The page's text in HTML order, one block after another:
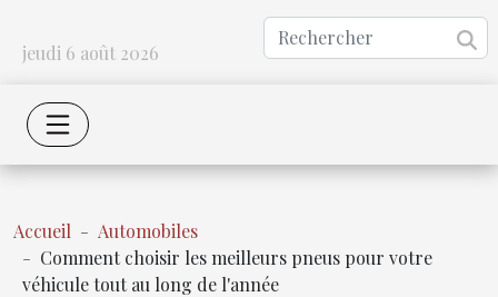
jeudi 6 août 2026
Accueil
Automobiles
Comment choisir les meilleurs pneus pour votre
véhicule tout au long de l'année